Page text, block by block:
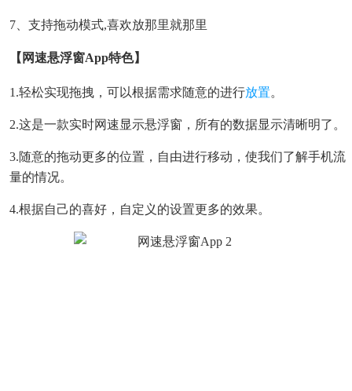
7、支持拖动模式,喜欢放那里就那里
【网速悬浮窗app特色】
1.轻松实现拖拽，可以根据需求随意的进行放置。
2.这是一款实时网速显示悬浮窗，所有的数据显示清晰明了。
3.随意的拖动更多的位置，自由进行移动，使我们了解手机流
量的情况。
4.根据自己的喜好，自定义的设置更多的效果。